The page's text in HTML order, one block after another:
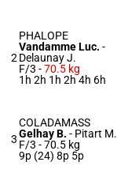
2
PHALOPE
Vandamme Luc. -
Delaunay J.
F/3 -70.5 kg
1h 2h 1h 2h 4h 6h
3
COLADAMASS
Gelhay B. - Pitart M.
F/3 -70.5 kg
9p (24) 8p 5p